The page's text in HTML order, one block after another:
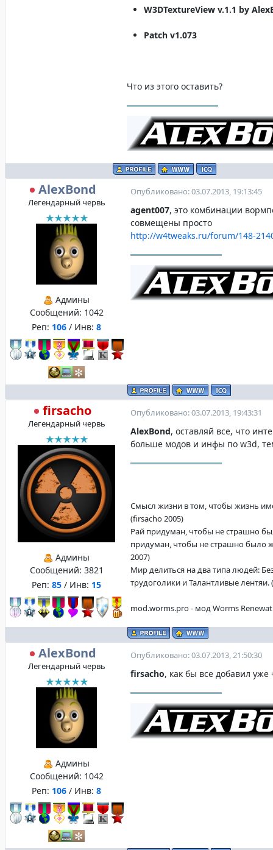
W3DTextureView v.1.1 by
Patch v1.073
Что из этого оставить?
AlexBond
Легендарный червь
Админы
Сообщений: 1042
Реп: 106 / Инв: 8
Опубликовано: 03.07.2013, 19:13:45
agent007, это комбинации
совмещены просто
http://w4tweaks.ru/forum/148-
firsacho
Легендарный червь
Админы
Сообщений: 3821
Реп: 85 / Инв: 15
Опубликовано: 03.07.2013, 19:43:31
AlexBond, оставляй все, что
больше модов и инфы по w3d,
Смысл жизни в том, чтобы жизнь
(firsacho 2005)
Рай придуман, чтобы не страшно
придуман, чтобы не страшно было
2007)
Мир делиться на два типа людей:
трудоголики и Талантливые лентяи.
mod.worms.pro - мод Worms
AlexBond
Легендарный червь
Админы
Сообщений: 1042
Реп: 106 / Инв: 8
Опубликовано: 03.07.2013, 21:50:30
firsacho, как бы все добавил уже